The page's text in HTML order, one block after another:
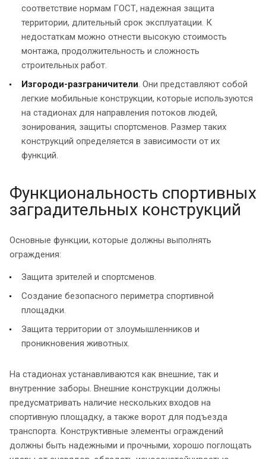
соответствие нормам ГОСТ, надежная защита
территории, длительный срок эксплуатации. К
недостаткам можно отнести высокую стоимость
монтажа, продолжительность и сложность
строительных работ.
Изгороди-разграничители. Они представляют собой
легкие мобильные конструкции, которые используются
на стадионах для направления потоков людей,
зонирования, защиты спортсменов. Размер таких
конструкций определяется в зависимости от их
функций.
Функциональность спортивных
заградительных конструкций
Основные функции, которые должны выполнять
ограждения:
Защита зрителей и спортсменов.
Создание безопасного периметра спортивной
площадки.
Защита территории от злоумышленников и
проникновения животных.
На стадионах устанавливаются как внешние, так и
внутренние заборы. Внешние конструкции должны
предусматривать наличие нескольких входов на
спортивную площадку, а также ворот для подъезда
транспорта. Конструктивные элементы ограждений
должны быть надежными и прочными, хорошо поглощать